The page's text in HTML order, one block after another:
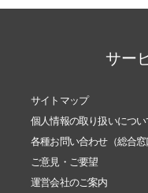
サー
サイトマップ
個人情報の取り扱いについ
各種お問い合わせ（総合窓
ご意見・ご要望
運営会社のご案内